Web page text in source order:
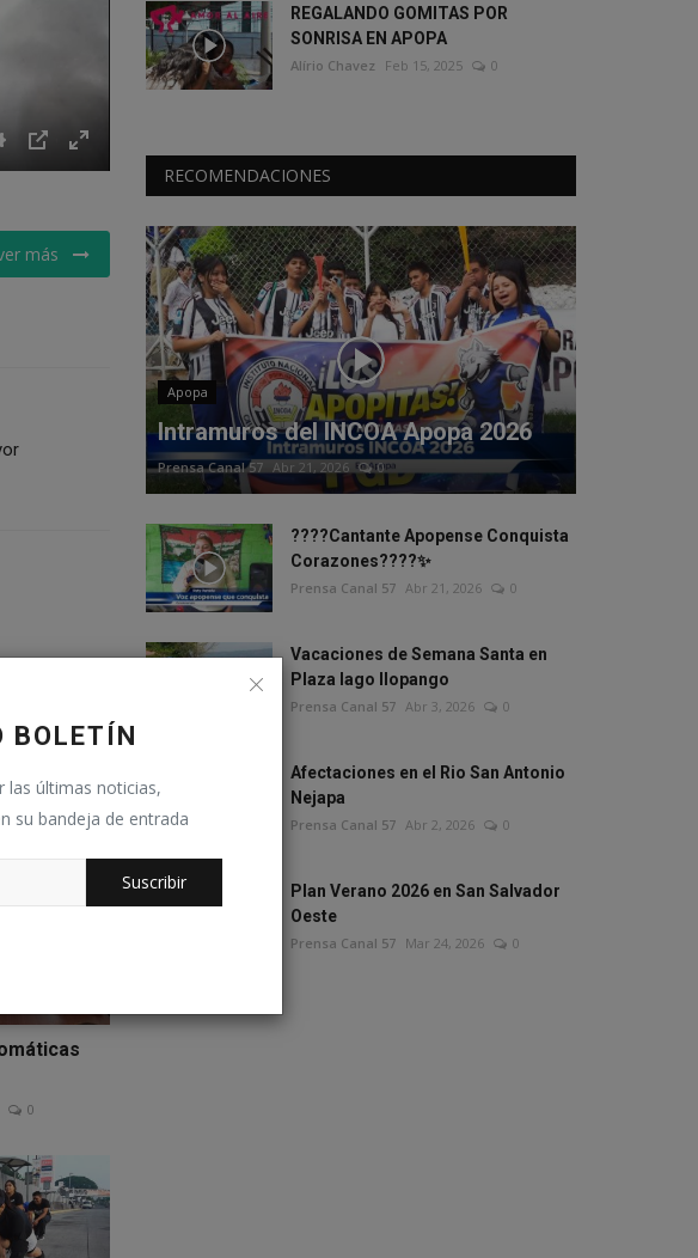
BOLETÍN
las últimas noticias,
su bandeja de entrada
Suscribir
fullscreen
más
0
REGALANDO GOMITAS POR
SONRISA EN APOPA
Alírio Chavez Feb 15, 2025 0
RECOMENDACIONES
Apopa
Intramuros del INCOA Apopa 2026
Prensa Canal 57 Abr 21, 2026 0
????Cantante Apopense Conquista
Corazones????✨
Prensa Canal 57 Abr 21, 2026 0
Vacaciones de Semana Santa en
Plaza lago Ilopango
Prensa Canal 57 Abr 3, 2026 0
Afectaciones en el Rio San Antonio
Nejapa
Prensa Canal 57 Abr 2, 2026 0
Plan Verano 2026 en San Salvador
Oeste
Prensa Canal 57 Mar 24, 2026 0